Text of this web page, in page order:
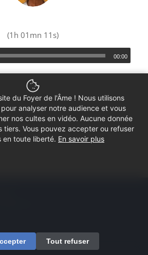
(1h 01mn 11s)
00:00
du Foyer de l'Âme ! Nous utilisons
analyser notre audience et vous
nos cultes en vidéo. Aucune donnée
tiers. Vous pouvez accepter ou refuser
en toute liberté. En savoir plus
Tout refuser